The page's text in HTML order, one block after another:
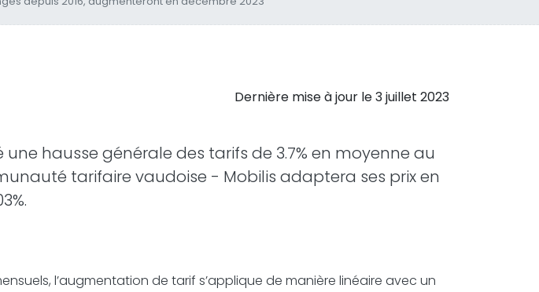
Dernière mise à jour le3 juillet 2023
hausse générale des tarifs de 3.7% en moyenne au
tarifaire vaudoise - Mobilis adaptera ses prix en
l’augmentation de tarif s’applique de manière linéaire avec un